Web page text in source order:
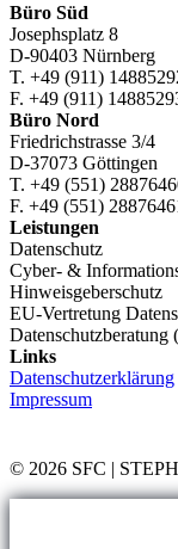
und
Büro Süd
Josephsplatz 8
D-90403 Nürnberg
T. +49 (911)
F. +49 (911)
Büro Nord
Friedrichstrasse 3/4
D-37073 Göttingen
T. +49 (551)
F. +49 (551)
Leistungen
Datenschutz
Cyber- &
Hinweisgeberschutz
EU-Vertretung
Datenschutzberatung
Links
Datenschutzerklärung
Impressum
© 2026 SFC |